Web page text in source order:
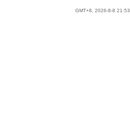
GMT+8, 2026-8-8 21:53